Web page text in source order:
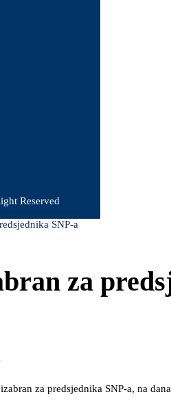
Reserved
SNP-a
za
za predsjednika SNP-a, na